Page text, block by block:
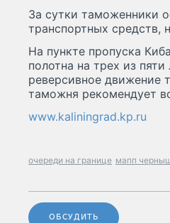
За сутки таможенники
транспортных средств,
На пункте пропуска
полотна на трех из
реверсивное движение
таможня рекомендует
www.kaliningrad.kp.ru
очереди на границе мапп
ОБСУДИТЬ